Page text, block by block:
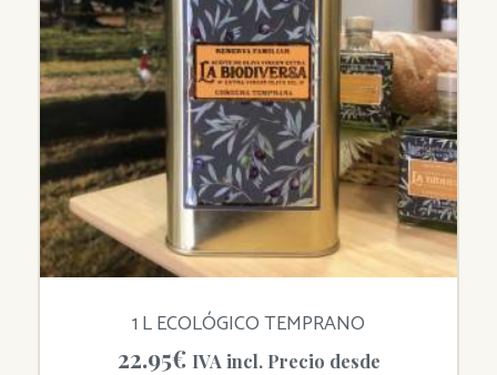
1 L ECOLÓGICO TEMPRANO
22.95€ IVA incl. Precio desde